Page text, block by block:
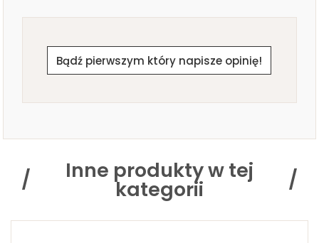
Bądź pierwszym który napisze opinię!
Inne produkty w tej
kategorii